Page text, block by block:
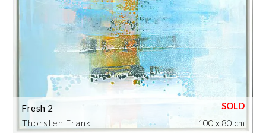
Thorsten Frank
Fresh 2
100 x 80 cm